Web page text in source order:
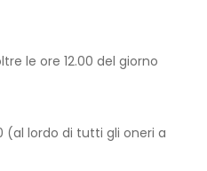
le ore 12.00 del giorno
(al lordo di tutti gli oneri a